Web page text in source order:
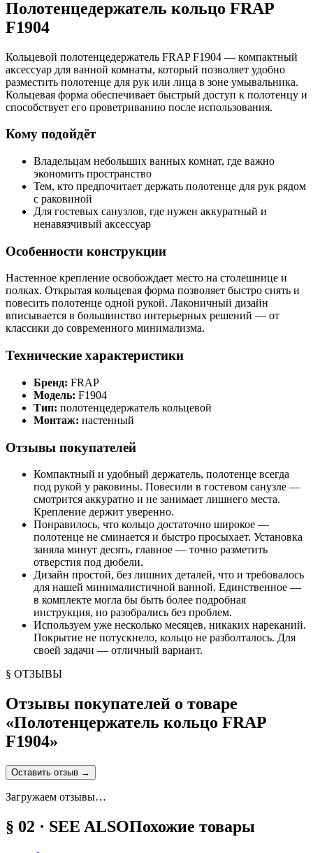
Полотенцедержатель кольцо FRAP
F1904
Кольцевой полотенцедержатель FRAP F1904 — компактный
аксессуар для ванной комнаты, который позволяет удобно
разместить полотенце для рук или лица в зоне умывальника.
Кольцевая форма обеспечивает быстрый доступ к полотенцу и
способствует его проветриванию после использования.
Кому подойдёт
Владельцам небольших ванных комнат, где важно
экономить пространство
Тем, кто предпочитает держать полотенце для рук рядом
с раковиной
Для гостевых санузлов, где нужен аккуратный и
ненавязчивый аксессуар
Особенности конструкции
Настенное крепление освобождает место на столешнице и
полках. Открытая кольцевая форма позволяет быстро снять и
повесить полотенце одной рукой. Лаконичный дизайн
вписывается в большинство интерьерных решений — от
классики до современного минимализма.
Технические характеристики
Бренд: FRAP
Модель: F1904
Тип: полотенцедержатель кольцевой
Монтаж: настенный
Отзывы покупателей
Компактный и удобный держатель, полотенце всегда
под рукой у раковины. Повесили в гостевом санузле —
смотрится аккуратно и не занимает лишнего места.
Крепление держит уверенно.
Понравилось, что кольцо достаточно широкое —
полотенце не сминается и быстро просыхает. Установка
заняла минут десять, главное — точно разметить
отверстия под дюбели.
Дизайн простой, без лишних деталей, что и требовалось
для нашей минималистичной ванной. Единственное —
в комплекте могла бы быть более подробная
инструкция, но разобрались без проблем.
Используем уже несколько месяцев, никаких нареканий.
Покрытие не потускнело, кольцо не разболталось. Для
своей задачи — отличный вариант.
§ ОТЗЫВЫ
Отзывы покупателей о товаре
«Полотенцержатель кольцо FRAP
F1904»
Оставить отзыв →
Загружаем отзывы…
§ 02 · SEE ALSOПохожие товары